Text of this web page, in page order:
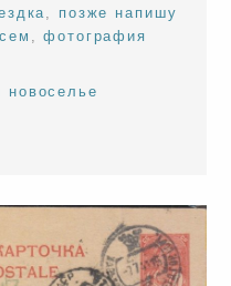
, позже напишу
,фотография
новоселье